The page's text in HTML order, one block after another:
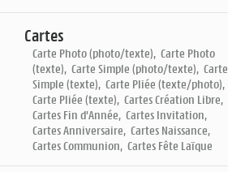
Cartes
Carte Photo (photo/texte), Carte Photo
(texte), Carte Simple (photo/texte), Carte
Simple (texte), Carte Pliée (texte/photo),
Carte Pliée (texte), Cartes Création Libre,
Cartes Fin d'Année, Cartes Invitation,
Cartes Anniversaire, Cartes Naissance,
Cartes Communion, Cartes Fête Laïque